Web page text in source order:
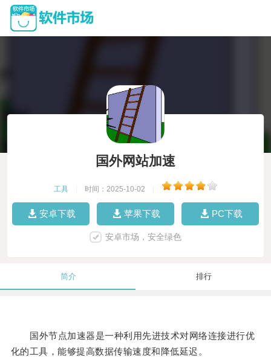
国外网站加速
工具 时间：2025-10-02
安卓下载 苹果下载 PC下载
安卓市场，安全绿色
简介 排行
国外节点加速器是一种利用先进技术对网络连接进行优
化的工具，能够提高数据传输速度和降低延迟。